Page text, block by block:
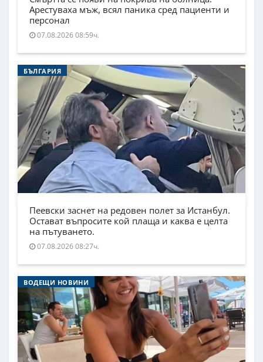
Арестуваха мъж, всял паника сред пациенти и
персонал
07.08.2026 08:59ч.
БЪЛГАРИЯ
Пеевски заснет на редовен полет за Истанбул.
Остават въпросите кой плаща и каква е целта
на пътуването.
07.08.2026 08:27ч.
ВОДЕЩИ НОВИНИ